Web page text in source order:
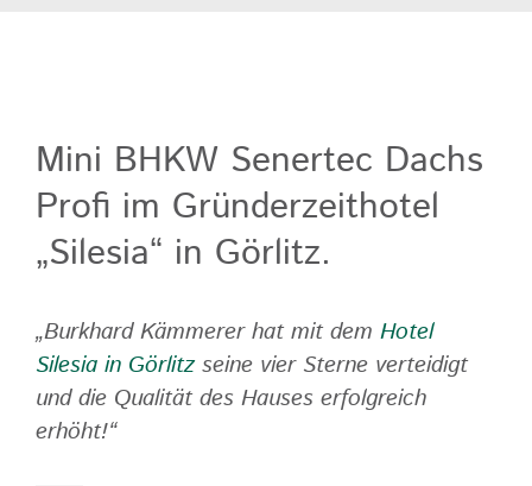
Mini BHKW Senertec Dachs
Profi im Gründerzeithotel
„Silesia“ in Görlitz.
„Burkhard Kämmerer hat mit dem Hotel
Silesia in Görlitzseine vier Sterne verteidigt
und die Qualität des Hauses erfolgreich
erhöht!“